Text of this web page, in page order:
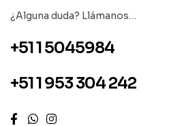
¿Alguna duda? Llámanos…
+51 1 5045984
+51 1 953 304 242